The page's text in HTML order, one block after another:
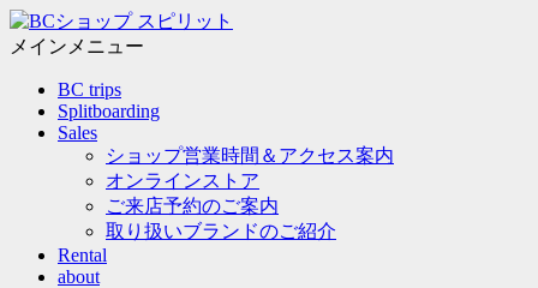
メ
ニ
メインメニュー
BC trips
Splitboarding
Sales
ショップ営業時間＆アクセス案内
オンラインストア
ご来店予約のご案内
取り扱いブランドのご紹介
Rental
about